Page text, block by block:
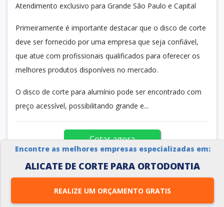
Encontre as melhores empresas especializadas em:
ALICATE DE CORTE PARA ORTODONTIA
REALIZE UM ORÇAMENTO GRATIS
Atendimento exclusivo para Grande São Paulo e Capital
Primeiramente é importante destacar que o disco de corte
deve ser fornecido por uma empresa que seja confiável,
que atue com profissionais qualificados para oferecer os
melhores produtos disponíveis no mercado.
O disco de corte para alumínio pode ser encontrado com
preço acessível, possibilitando grande e...
Cotar agora